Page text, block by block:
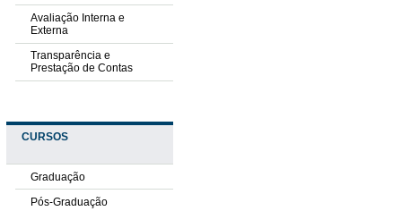
Avaliação Interna e
Externa
Transparência e
Prestação de Contas
CURSOS
Graduação
Pós-Graduação